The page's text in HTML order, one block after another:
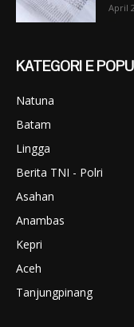
April
KATEGORI E
Natuna
Batam
Lingga
Berita TNI - Polri
Asahan
Anambas
Kepri
Aceh
Tanjungpinang